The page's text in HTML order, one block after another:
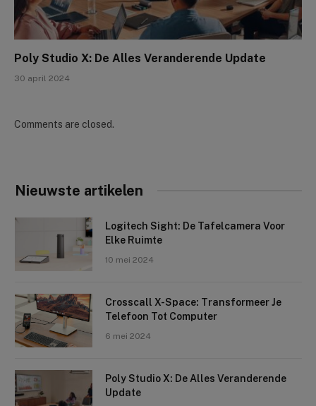
Poly Studio X: De Alles Veranderende Update
30 april 2024
Comments are closed.
Nieuwste artikelen
Logitech Sight: De Tafelcamera Voor
Elke Ruimte
10 mei 2024
Crosscall X-Space: Transformeer Je
Telefoon Tot Computer
6 mei 2024
Poly Studio X: De Alles Veranderende
Update